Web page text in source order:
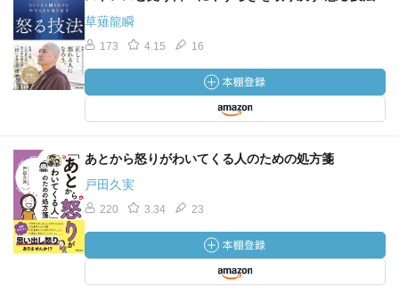
草薙龍瞬
173 4.15 16
あとから怒りがわいてくる人のための処方箋
戸田久実
220 3.34 23